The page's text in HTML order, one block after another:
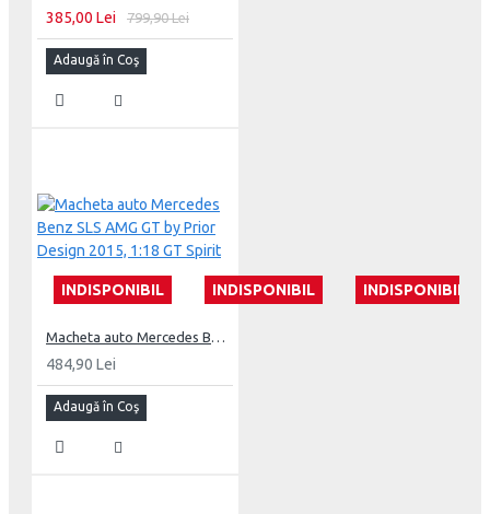
385,00 Lei 799,90 Lei
Adaugă în Coş
INDISPONIBIL INDISPONIBIL INDISPONIBIL
484,90 Lei
Adaugă în Coş